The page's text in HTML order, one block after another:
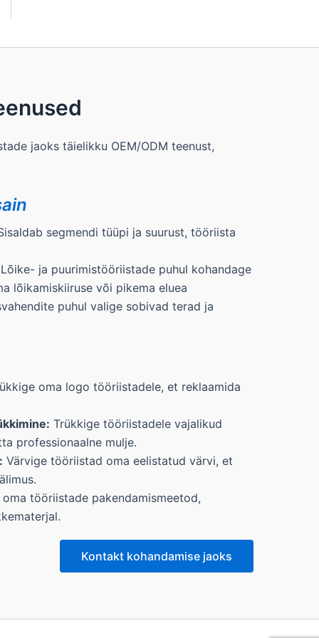
m
T
ö
jaoks täielikku OEM/ODM teenust,
segmendi tüüpi ja suurust, tööriista
Lõike- ja puurimistööriistade puhul kohandage
lõikamiskiiruse või pikema eluea
puhul valige sobivad terad ja
oma logo tööriistadele, et reklaamida
Trükkige tööriistadele vajalikud
professionaalne mulje.
Värvige tööriistad oma eelistatud värvi, et
oma tööriistade pakendamismeetod,
Kontakt kohandamise jaoks